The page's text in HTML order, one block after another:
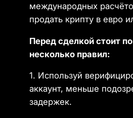
международных
продать крипту в евро
Перед сделкой стоит
несколько правил:
1. Используй
аккаунт, меньше
задержек.